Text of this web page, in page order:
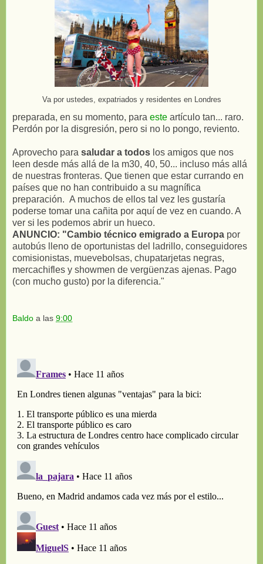
Va por ustedes, expatriados y residentes en Londres
preparada, en su momento, para este artículo tan... raro.
Perdón por la disgresión, pero si no lo pongo, reviento.
Aprovecho para saludar a todos los amigos que nos
leen desde más allá de la m30, 40, 50... incluso más allá
de nuestras fronteras. Que tienen que estar currando en
países que no han contribuido a su magnífica
preparación. A muchos de ellos tal vez les gustaría
poderse tomar una cañita por aquí de vez en cuando. A
ver si les podemos abrir un hueco.
ANUNCIO: "Cambio técnico emigrado a Europa por
autobús lleno de oportunistas del ladrillo, conseguidores
comisionistas, muevebolsas, chupatarjetas negras,
mercachifles y showmen de vergüenzas ajenas. Pago
(con mucho gusto) por la diferencia."
Baldo a las 9:00